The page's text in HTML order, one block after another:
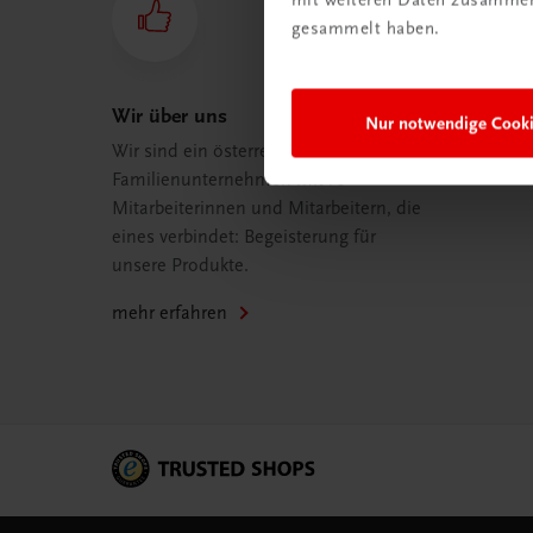
gesammelt haben.
Nur notwendige
Wir über uns
Wir sind ein österreichisches
Familienunternehmen mit 75
Mitarbeiterinnen und Mitarbeitern, die
eines verbindet: Begeisterung für
unsere Produkte.
mehr erfahren